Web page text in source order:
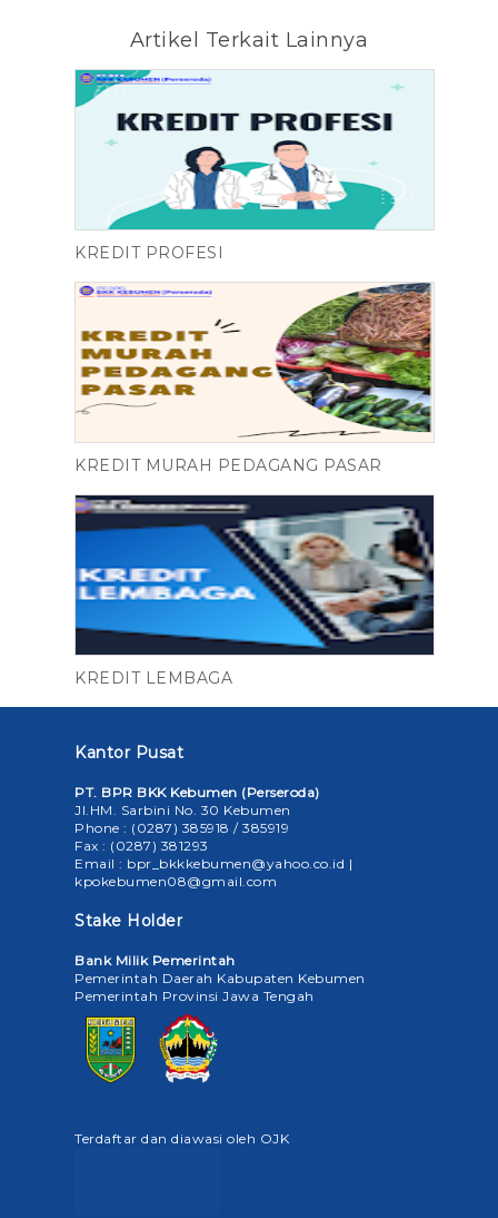
Artikel Terkait Lainnya
KREDIT PROFESI
KREDIT MURAH PEDAGANG PASAR
KREDIT LEMBAGA
Kantor Pusat
PT. BPR BKK Kebumen (Perseroda)
Jl.HM. Sarbini No. 30 Kebumen
Phone : (0287) 385918 / 385919
Fax : (0287) 381293
Email : bpr_bkkkebumen@yahoo.co.id |
kpokebumen08@gmail.com
Stake Holder
Bank Milik Pemerintah
Pemerintah Daerah Kabupaten Kebumen
Pemerintah Provinsi Jawa Tengah
Terdaftar dan diawasi oleh OJK